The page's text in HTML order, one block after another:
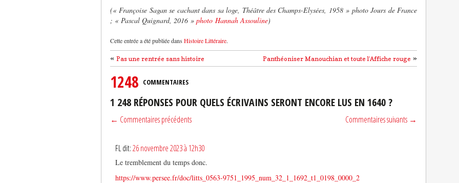
(« Françoise Sagan se cachant dans sa loge, Théâtre des Champs-Elysées, 1958 » photo Jours de France
; « Pascal Quignard, 2016 » photo Hannah Assouline)
Cette entrée a été publiée dans Histoire Littéraire.
Panthéoniser Manouchian et toute l’Affiche rouge »
« Pas une rentrée sans histoire
1248 COMMENTAIRES
1 248 RÉPONSES POUR QUELS ÉCRIVAINS SERONT ENCORE LUS EN 1640 ?
← Commentaires précédents Commentaires suivants →
FL dit:26 novembre 2023 à 12h30
Le tremblement du temps donc.
https://www.persee.fr/doc/litts_0563-9751_1995_num_32_1_1692_t1_0198_0000_2